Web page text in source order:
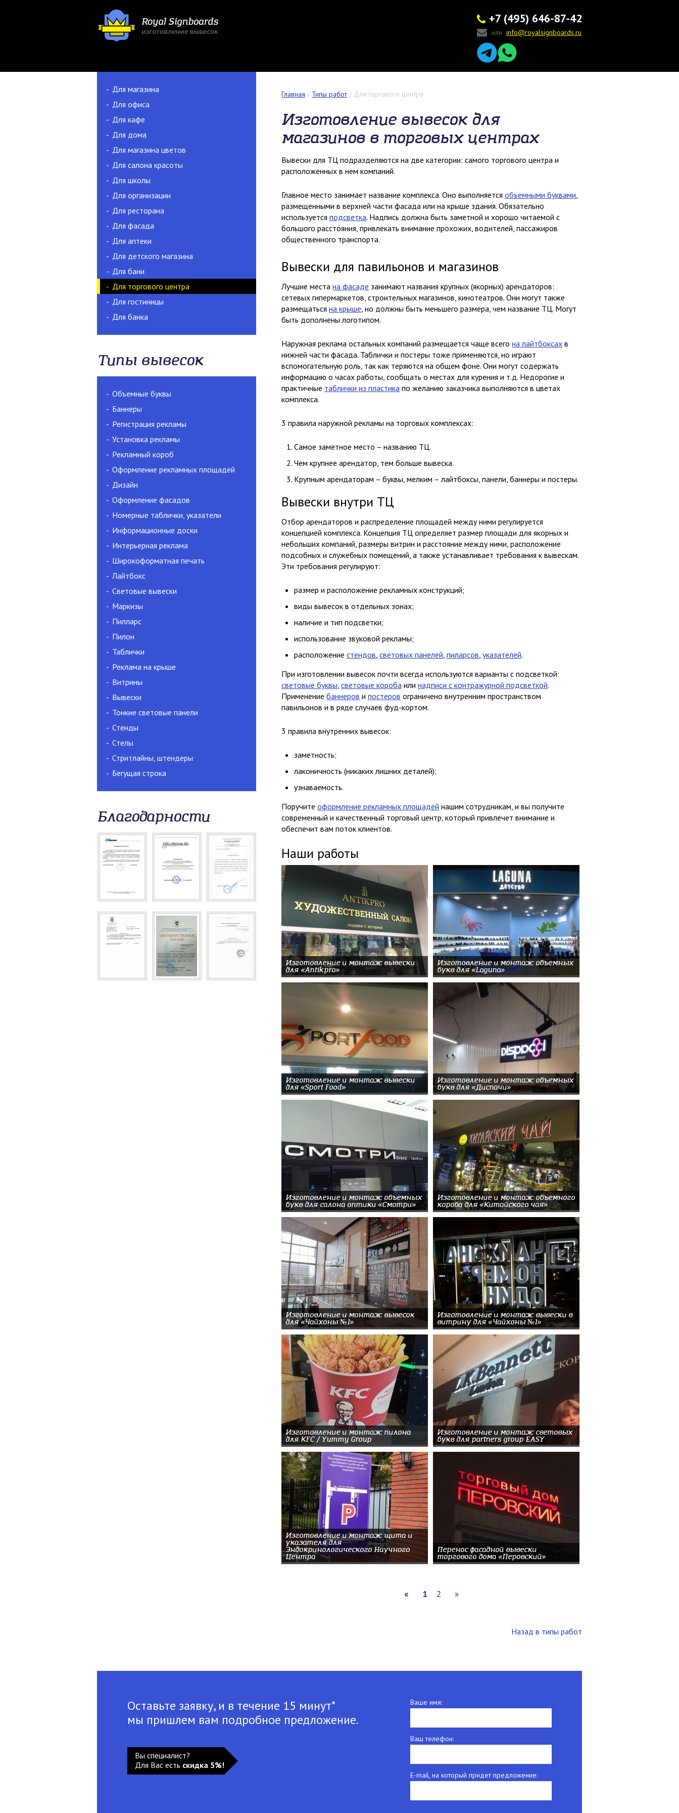
+7 (495) 646-87-42
или info@royalsignboards.ru
Главная / Типы работ/ Для торгового центра
Изготовление вывесок для
магазинов в торговых центрах
Вывески для ТЦ подразделяются на две категории: самого торгового центра и
расположенных в нем компаний.
Главное место занимает название комплекса. Оно выполняется объемными буквами,
размещенными в верхней части фасада или на крыше здания. Обязательно
используется подсветка. Надпись должна быть заметной и хорошо читаемой с
большого расстояния, привлекать внимание прохожих, водителей, пассажиров
общественного транспорта.
Вывески для павильонов и магазинов
Лучшие места на фасаде занимают названия крупных (якорных) арендаторов:
сетевых гипермаркетов, строительных магазинов, кинотеатров. Они могут также
размещаться на крыше, но должны быть меньшего размера, чем название ТЦ. Могут
быть дополнены логотипом.
Наружная реклама остальных компаний размещается чаще всего на лайтбоксах в
нижней части фасада. Таблички и постеры тоже применяются, но играют
вспомогательную роль, так как теряются на общем фоне. Они могут содержать
информацию о часах работы, сообщать о местах для курения и т.д. Недорогие и
практичные таблички из пластика по желанию заказчика выполняются в цветах
комплекса.
3 правила наружной рекламы на торговых комплексах:
Самое заметное место – названию ТЦ.
Чем крупнее арендатор, тем больше вывеска.
Крупным арендаторам – буквы, мелким – лайтбоксы, панели, баннеры и постеры.
Вывески внутри ТЦ
Отбор арендаторов и распределение площадей между ними регулируется
концепцией комплекса. Концепция ТЦ определяет размер площади для якорных и
небольших компаний, размеры витрин и расстояние между ними, расположение
подсобных и служебных помещений, а также устанавливает требования к вывескам.
Эти требования регулируют:
размер и расположение рекламных конструкций;
виды вывесок в отдельных зонах;
наличие и тип подсветки;
использование звуковой рекламы;
расположение стендов, световых панелей, пиларсов, указателей.
При изготовлении вывесок почти всегда используются варианты с подсветкой:
световые буквы, световые короба или надписи с контражурной подсветкой.
Применение баннеров и постеров ограничено внутренним пространством
павильонов и в ряде случаев фуд-кортом.
3 правила внутренних вывесок:
заметность;
лаконичность (никаких лишних деталей);
узнаваемость.
Поручите оформление рекламных площадей нашим сотрудникам, и вы получите
современный и качественный торговый центр, который привлечет внимание и
обеспечит вам поток клиентов.
Наши работы
Изготовление и монтаж вывески
для «Antikpro»
Изготовление и монтаж объемных
букв для «Laguna»
Изготовление и монтаж вывески
для «Sport Food»
Изготовление и монтаж объемных
букв для «Диспачи»
Изготовление и монтаж объемных
букв для салона оптики «Смотри»
Изготовление и монтаж объемного
короба для «Китайского чая»
Изготовление и монтаж вывесок
для «Чайхоны №1»
Изготовление и монтаж вывески в
витрину для «Чайхоны №1»
Изготовление и монтаж пилона
для KFC / Yummy Group
Изготовление и монтаж световых
букв для partners group EASY
Изготовление и монтаж щита и
указателя для
Эндокринологического Научного
Центра
Перенос фасадной вывески
торгового дома «Перовский»
« 1 2 »
Назад в типы работ
Для магазина
Для офиса
Для кафе
Для дома
Для магазина цветов
Для салона красоты
Для школы
Для организации
Для ресторана
Для фасада
Для аптеки
Для детского магазина
Для бани
Для торгового центра
Для гостиницы
Для банка
Типы вывесок
Объемные буквы
Баннеры
Регистрация рекламы
Установка рекламы
Рекламный короб
Оформление рекламных площадей
Дизайн
Оформление фасадов
Номерные таблички, указатели
Информационные доски
Интерьерная реклама
Широкоформатная печать
Лайтбокс
Световые вывески
Маркизы
Пилларс
Пилон
Таблички
Реклама на крыше
Витрины
Вывески
Тонкие световые панели
Стенды
Стелы
Стритлайны, штендеры
Бегущая строка
Благодарности
Ваше имя:
Ваш телефон:
E-mail, на который придет предложение:
Оставьте заявку, и в течение 15 минут*
мы пришлем вам подробное предложение.
Вы специалист?
Для Вас есть скидка 5%!